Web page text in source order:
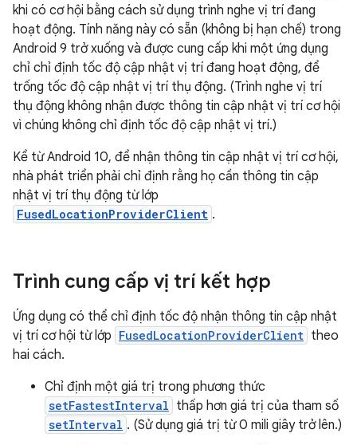
khi có cơ hội bằng cách sử dụng trình nghe vị trí đang
hoạt động. Tính năng này có sẵn (không bị hạn chế) trong
Android 9 trở xuống và được cung cấp khi một ứng dụng
chỉ chỉ định tốc độ cập nhật vị trí đang hoạt động, để
trống tốc độ cập nhật vị trí thụ động. (Trình nghe vị trí
thụ động không nhận được thông tin cập nhật vị trí cơ hội
vì chúng không chỉ định tốc độ cập nhật vị trí.)
Kể từ Android 10, để nhận thông tin cập nhật vị trí cơ hội,
nhà phát triển phải chỉ định rằng họ cần thông tin cập
nhật vị trí thụ động từ lớp
FusedLocationProviderClient .
Trình cung cấp vị trí kết hợp
Ứng dụng có thể chỉ định tốc độ nhận thông tin cập nhật
vị trí cơ hội từ lớp FusedLocationProviderClient theo
hai cách.
Chỉ định một giá trị trong phương thức
setFastestInterval thấp hơn giá trị của tham số
setInterval . (Sử dụng giá trị từ 0 mili giây trở lên.)